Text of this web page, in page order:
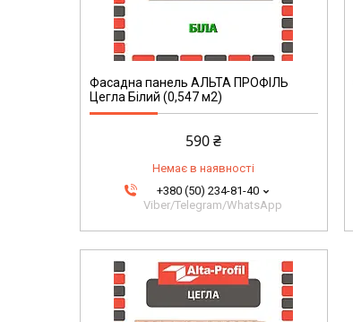
Фасадна панель АЛЬТА ПРОФІЛЬ
Цегла Білий (0,547 м2)
590 ₴
Немає в наявності
+380 (50) 234-81-40
Viber/Telegram/WhatsApp